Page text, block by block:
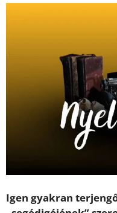
Igen gyakran